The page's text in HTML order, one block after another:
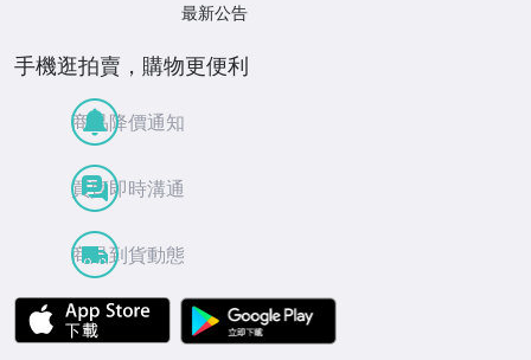
最新公告
手機逛拍賣，購物更便利
商品降價通知
買賣即時溝通
商品到貨動態
APP Store